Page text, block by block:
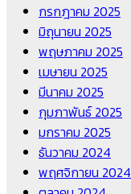
กรกฎาคม 2025
มิถุนายน 2025
พฤษภาคม 2025
เมษายน 2025
มีนาคม 2025
กุมภาพันธ์ 2025
มกราคม 2025
ธันวาคม 2024
พฤศจิกายน 2024